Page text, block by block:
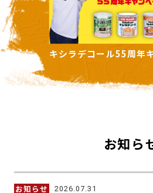
キャンペーン サビの抑制を
お知ら
お知らせ 2026.07.31